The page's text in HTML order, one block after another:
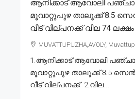
ആനിക്കാട് ആവോലി
മൂവാറ്റുപുഴ താലൂക്ക് 8.5
വീട് വില്പനക്ക് വില 74 ലക്ഷം
MUVATTUPUZHA,AVOLY,
1.ആനിക്കാട് ആവോലി
മൂവാറ്റുപുഴ താലൂക്ക് 8.5 സെൻ്റ്
വീട് വില്പനക്ക്. 2.വില...